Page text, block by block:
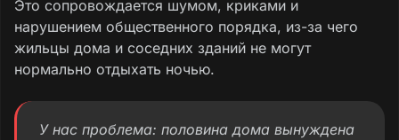
Это сопровождается шумом, криками и
нарушением общественного порядка, из-за чего
жильцы дома и соседних зданий не могут
нормально отдыхать ночью.
У нас проблема: половина дома вынуждена